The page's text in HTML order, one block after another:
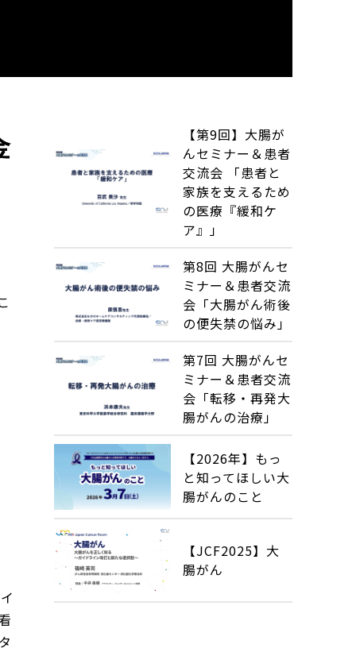
【第9回】大腸が
んセミナー＆患者
交流会 「患者と
家族を支えるため
の医療『緩和ケ
ア』」
第8回 大腸がんセ
ミナー＆患者交流
会「大腸がん術後
の便失禁の悩み」
第7回 大腸がんセ
ミナー＆患者交流
会「転移・再発大
腸がんの治療」
【2026年】もっ
と知ってほしい大
腸がんのこと
【JCF2025】大
腸がん